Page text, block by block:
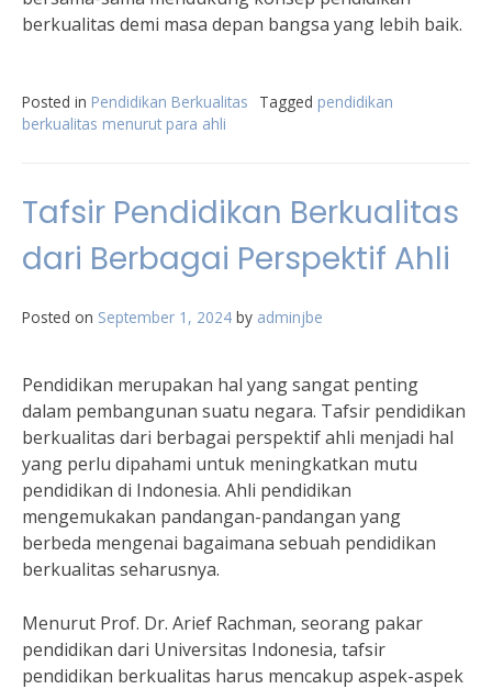
berkualitas demi masa depan bangsa yang lebih baik.
Posted in Pendidikan Berkualitas Tagged pendidikan
berkualitas menurut para ahli
Tafsir Pendidikan Berkualitas
dari Berbagai Perspektif Ahli
Posted on September 1, 2024 by adminjbe
Pendidikan merupakan hal yang sangat penting
dalam pembangunan suatu negara. Tafsir pendidikan
berkualitas dari berbagai perspektif ahli menjadi hal
yang perlu dipahami untuk meningkatkan mutu
pendidikan di Indonesia. Ahli pendidikan
mengemukakan pandangan-pandangan yang
berbeda mengenai bagaimana sebuah pendidikan
berkualitas seharusnya.
Menurut Prof. Dr. Arief Rachman, seorang pakar
pendidikan dari Universitas Indonesia, tafsir
pendidikan berkualitas harus mencakup aspek-aspek